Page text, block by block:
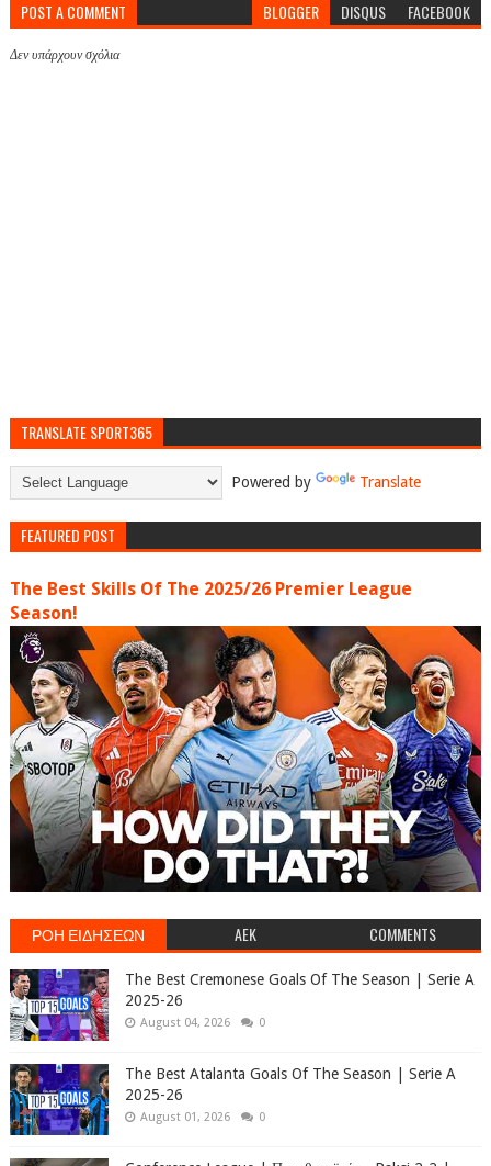
POST A COMMENT BLOGGER DISQUS FACEBOOK
Δεν υπάρχουν σχόλια
TRANSLATE SPORT365
Powered by Translate
FEATURED POST
The Best Skills Of The 2025/26 Premier League
Season!
ΡΟΗ ΕΙΔΗΣΕΩΝ AEK COMMENTS
The Best Cremonese Goals Of The Season | Serie A
2025-26
August 04, 2026 0
The Best Atalanta Goals Of The Season | Serie A
2025-26
August 01, 2026 0